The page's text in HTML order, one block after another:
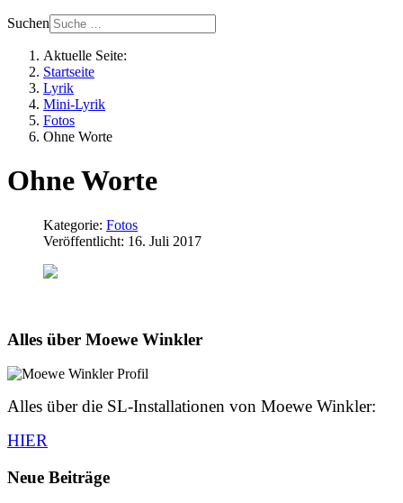
Suchen
Aktuelle Seite:
Startseite
Lyrik
Mini-Lyrik
Fotos
Ohne Worte
Ohne Worte
Kategorie: Fotos
Veröffentlicht: 16. Juli 2017
Alles über Moewe Winkler
Alles über die SL-Installationen von Moewe Winkler:
HIER
Neue Beiträge